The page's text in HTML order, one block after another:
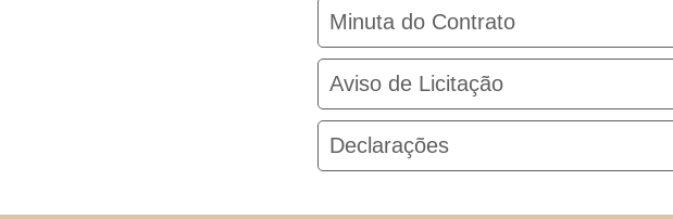
Minuta do Contrato
Aviso de Licitação
Declarações